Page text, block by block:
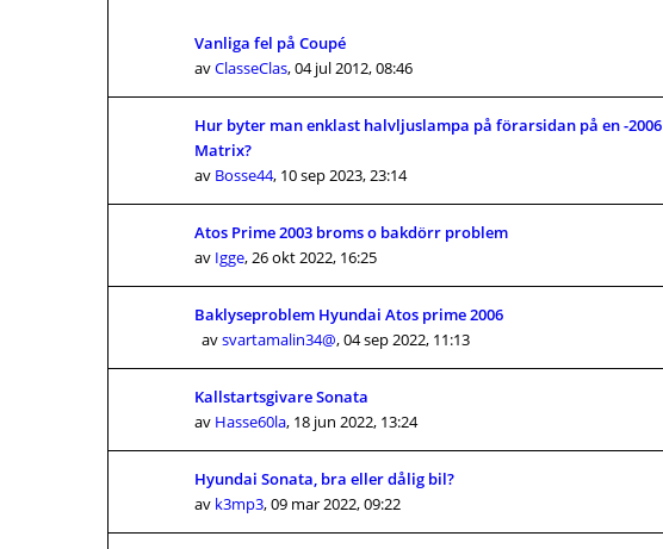
Vanliga fel på Coupé
avClasseClas,04 jul 2012, 08:46
Hur byter man enklast halvljuslampa på förarsidan på en -2006
Matrix?
av Bosse44, 10 sep 2023, 23:14
Atos Prime 2003 broms o bakdörr problem
av Igge,26 okt 2022, 16:25
Baklyseproblem Hyundai Atos prime 2006
avsvartamalin34@,04 sep 2022, 11:13
Kallstartsgivare Sonata
av Hasse60la, 18 jun 2022, 13:24
Hyundai Sonata, bra eller dålig bil?
av k3mp3,09 mar 2022, 09:22